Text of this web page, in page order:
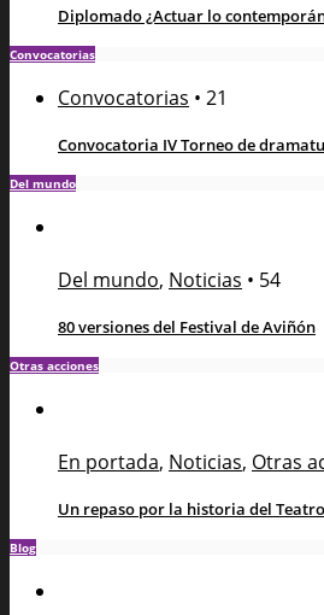
Diplomado ¿Actuar lo
Convocatorias
Convocatorias • 21
Convocatoria IV Torneo de
Del mundo
Del mundo, Noticias • 54
80 versiones del Festival de Aviñón
Otras acciones
En portada, Noticias, Otras
Un repaso por la historia del
Blog